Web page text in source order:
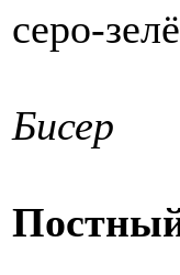
серо-
Бисер